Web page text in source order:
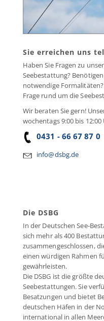
Sie erreichen uns
Haben Sie Fragen zu
Seebestattung?
notwendige
Frage rund um die
Wir beraten Sie gern!
wochentags 9:00 bis
0431 - 66 67 87 0
info@dsbg.de
Die DSBG
In der Deutschen See-
sich mehr als 400
zusammengeschlossen,
einen würdigen Rahmen
gewährleisten.
Die DSBG ist die größte
Seebestattungen. Sie
Besatzungen und bietet
deutschen Häfen in der
international in allen